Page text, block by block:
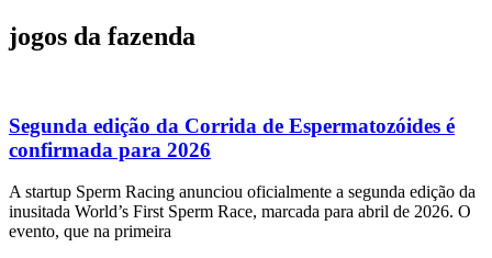
jogos da fazenda
Segunda edição da Corrida de Espermatozóides é
confirmada para 2026
A startup Sperm Racing anunciou oficialmente a segunda edição da
inusitada World’s First Sperm Race, marcada para abril de 2026. O
evento, que na primeira